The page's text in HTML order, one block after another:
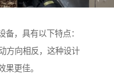
，具有以下特点：
方向相反，这种设计
果更佳。